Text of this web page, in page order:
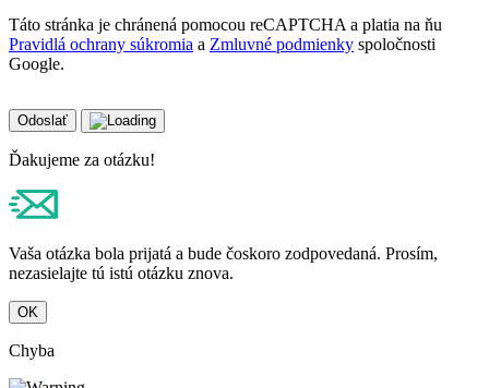
Táto stránka je chránená pomocou reCAPTCHA a platia na ňu
Pravidlá ochrany súkromia a Zmluvné podmienky spoločnosti
Google.
Odoslať
Ďakujeme za otázku!
Vaša otázka bola prijatá a bude čoskoro zodpovedaná. Prosím,
nezasielajte tú istú otázku znova.
OK
Chyba